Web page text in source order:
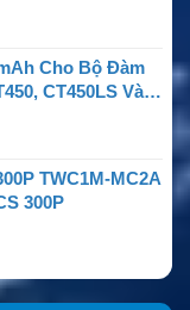
Cho Bộ Đàm
CT450LS Và
TWC1M-MC2A
300P